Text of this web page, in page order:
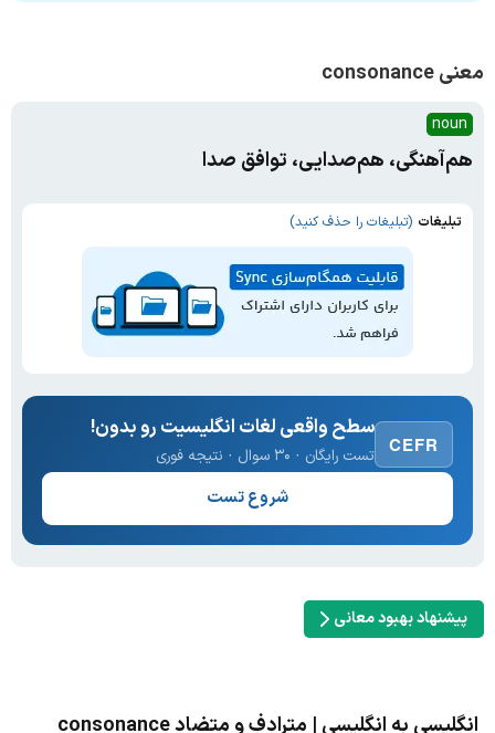
معنی consonance
noun
هم‌آهنگی، هم‌صدایی، توافق صدا
تبلیغات (تبلیغات را حذف کنید)
CEFR
سطح واقعی لغات انگلیسیت رو بدون!
تست رایگان · ۳۰ سوال · نتیجه فوری
شروع تست
پیشنهاد بهبود معانی
انگلیسی به انگلیسی | مترادف و متضاد consonance